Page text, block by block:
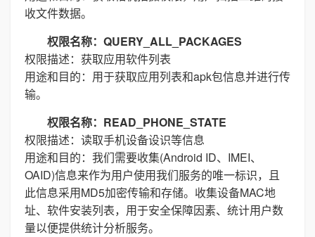
收文件数据。
权限名称：QUERY_ALL_PACKAGES
权限描述：获取应用软件列表
用途和目的：用于获取应用列表和apk包信息并进行传
输。
权限名称：READ_PHONE_STATE
权限描述：读取手机设备设识等信息
用途和目的：我们需要收集(Android ID、IMEI、
OAID)信息来作为用户使用我们服务的唯一标识，且
此信息采用MD5加密传输和存储。收集设备MAC地
址、软件安装列表，用于安全保障因素、统计用户数
量以便提供统计分析服务。